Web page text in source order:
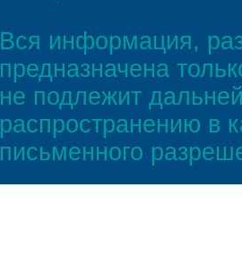
Вся информация,
предназначена
не подлежит
распространению в
письменного